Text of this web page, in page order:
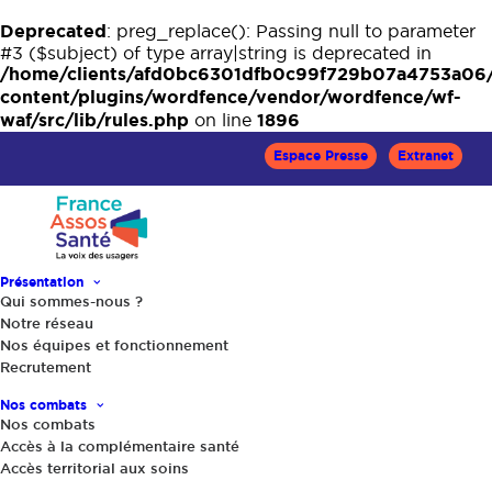
Deprecated: preg_replace(): Passing null to parameter
#3 ($subject) of type array|string is deprecated in
/home/clients/
content/plugins/wordfence/vendor/wordfence/wf-
waf/src/lib/rules.php on line 1896
Espace Presse Extranet
Présentation
Qui sommes-nous ?
Notre réseau
Nos équipes et fonctionnement
Recrutement
Nos combats
Nos combats
Accès à la complémentaire santé
Accès territorial aux soins
Sources des actualités
Toutes
Nationales
Types